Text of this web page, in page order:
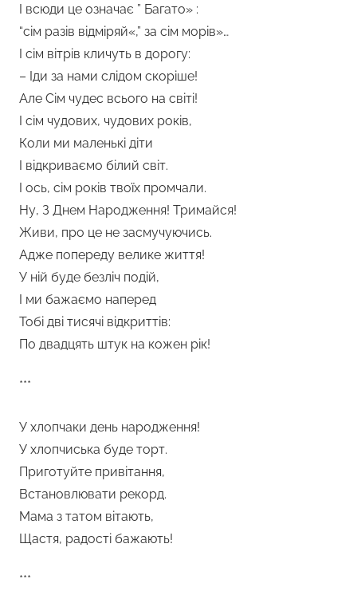
І всюди це означає ” Багато» :
“сім разів відміряй«,” за сім морів»…
І сім вітрів кличуть в дорогу:
– Іди за нами слідом скоріше!
Але Сім чудес всього на світі!
І сім чудових, чудових років,
Коли ми маленькі діти
І відкриваємо білий світ.
І ось, сім років твоїх промчали.
Ну, З Днем Народження! Тримайся!
Живи, про це не засмучуючись.
Адже попереду велике життя!
У ній буде безліч подій,
І ми бажаємо наперед
Тобі дві тисячі відкриттів:
По двадцять штук на кожен рік!
***
У хлопчаки день народження!
У хлопчиська буде торт.
Приготуйте привітання,
Встановлювати рекорд.
Мама з татом вітають,
Щастя, радості бажають!
***